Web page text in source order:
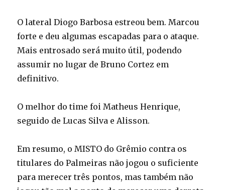
O lateral Diogo Barbosa estreou bem. Marcou
forte e deu algumas escapadas para o ataque.
Mais entrosado será muito útil, podendo
assumir no lugar de Bruno Cortez em
definitivo.
O melhor do time foi Matheus Henrique,
seguido de Lucas Silva e Alisson.
Em resumo, o MISTO do Grêmio contra os
titulares do Palmeiras não jogou o suficiente
para merecer três pontos, mas também não